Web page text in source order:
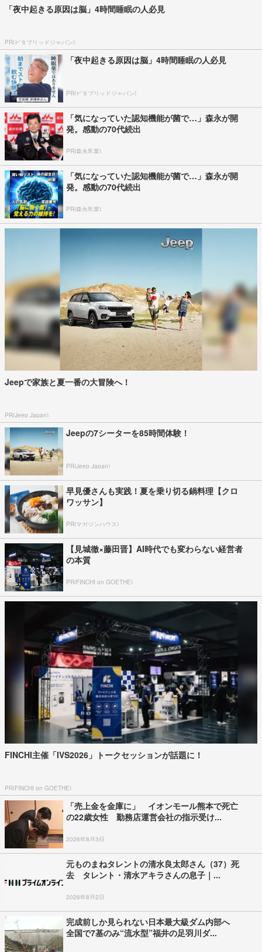
「夜中起きる原因は脳」4時間睡眠の人必見
PR(ビタブリッドジャパン)
「夜中起きる原因は脳」4時間睡眠の人必見
PR(ビタブリッドジャパン)
「気になっていた認知機能が菌で…」森永が開
発。感動の70代続出
PR(森永乳業)
「気になっていた認知機能が菌で…」森永が開
発。感動の70代続出
PR(森永乳業)
Jeepで家族と夏一番の大冒険へ！
PR(Jeep Japan)
Jeepの7シーターを85時間体験！
PR(Jeep Japan)
早見優さんも実践！夏を乗り切る鍋料理【クロ
ワッサン】
PR(マガジンハウス)
【見城徹×藤田晋】AI時代でも変わらない経営者
の本質
PR(FINCHI on GOETHE)
FINCHI主催「IVS2026」トークセッションが話題に！
PR(FINCHI on GOETHE)
「売上金を金庫に」 イオンモール熊本で死亡
の22歳女性 勤務店運営会社の指示受け...
2026年8月3日
元ものまねタレントの清水良太郎さん（37）死
去 タレント・清水アキラさんの息子｜...
2026年8月2日
完成前しか見られない日本最大級ダム内部へ
全国で7基のみ“流水型”福井の足羽川ダ...